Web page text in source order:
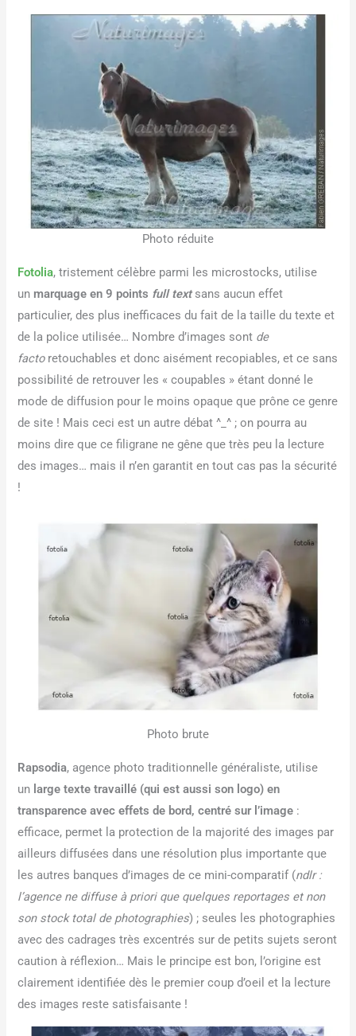
Photo réduite
Fotolia, tristement célèbre parmi les microstocks, utilise
un marquage en 9 points full textsans aucun effet
particulier, des plus inefficaces du fait de la taille du texte et
de la police utilisée… Nombre d’images sont de
factoretouchables et donc aisément recopiables, et ce sans
possibilité de retrouver les « coupables » étant donné le
mode de diffusion pour le moins opaque que prône ce genre
de site ! Mais ceci est un autre débat ^_^ ; on pourra au
moins dire que ce filigrane ne gêne que très peu la lecture
des images… mais il n’en garantit en tout cas pas la sécurité
!
Photo brute
Rapsodia, agence photo traditionnelle généraliste, utilise
un large texte travaillé (qui est aussi son logo) en
transparence avec effets de bord, centré sur l’image :
efficace, permet la protection de la majorité des images par
ailleurs diffusées dans une résolution plus importante que
les autres banques d’images de ce mini-comparatif (ndlr :
l’agence ne diffuse à priori que quelques reportages et non
son stock total de photographies) ; seules les photographies
avec des cadrages très excentrés sur de petits sujets seront
caution à réflexion… Mais le principe est bon, l’origine est
clairement identifiée dès le premier coup d’oeil et la lecture
des images reste satisfaisante !